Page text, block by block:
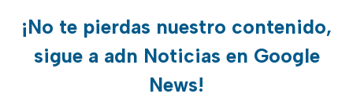
¡No te pierdas nuestro contenido,
sigue a adn Noticias en Google
News!